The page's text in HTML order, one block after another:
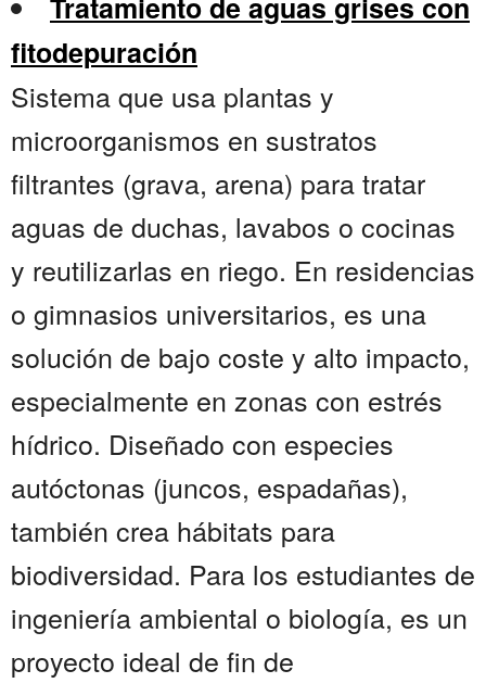
fitodepuración
Sistema que usa plantas y
microorganismos en sustratos
filtrantes (grava, arena) para tratar
aguas de duchas, lavabos o cocinas
y reutilizarlas en riego. En residencias
o gimnasios universitarios, es una
solución de bajo coste y alto impacto,
especialmente en zonas con estrés
hídrico. Diseñado con especies
autóctonas (juncos, espadañas),
también crea hábitats para
biodiversidad. Para los estudiantes de
ingeniería ambiental o biología, es un
proyecto ideal de fin de